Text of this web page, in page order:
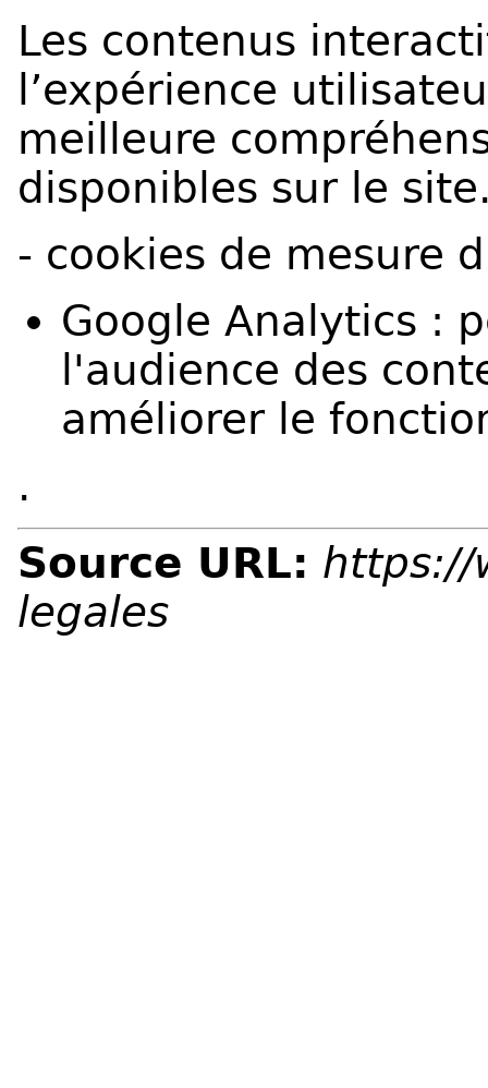
Les contenus
l’expérience
meilleure
disponibles sur le
- cookies de mesure
Google Analytics :
l'audience des
améliorer le
.
Source URL: https://
legales